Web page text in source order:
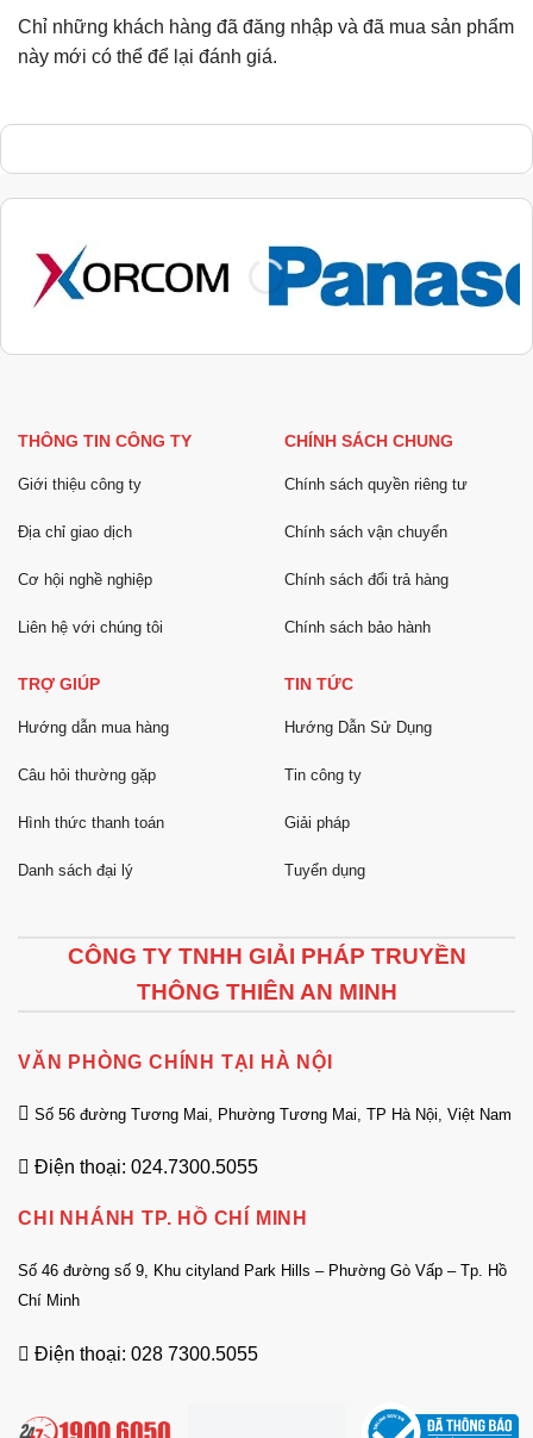
Chỉ những khách hàng đã đăng nhập và đã mua sản phẩm
này mới có thể để lại đánh giá.
THÔNG TIN CÔNG TY
Giới thiệu công ty
Địa chỉ giao dịch
Cơ hội nghề nghiệp
Liên hệ với chúng tôi
CHÍNH SÁCH CHUNG
Chính sách quyền riêng tư
Chính sách vận chuyển
Chính sách đổi trả hàng
Chính sách bảo hành
TRỢ GIÚP
Hướng dẫn mua hàng
Câu hỏi thường gặp
Hình thức thanh toán
Danh sách đại lý
TIN TỨC
Hướng Dẫn Sử Dụng
Tin công ty
Giải pháp
Tuyển dụng
CÔNG TY TNHH GIẢI PHÁP TRUYỀN
THÔNG THIÊN AN MINH
VĂN PHÒNG CHÍNH TẠI HÀ NỘI
Số 56 đường Tương Mai, Phường Tương Mai, TP Hà Nội, Việt Nam
Điện thoại: 024.7300.5055
CHI NHÁNH TP. HỒ CHÍ MINH
Số 46 đường số 9, Khu cityland Park Hills – Phường Gò Vấp – Tp. Hồ
Chí Minh
Điện thoại: 028 7300.5055